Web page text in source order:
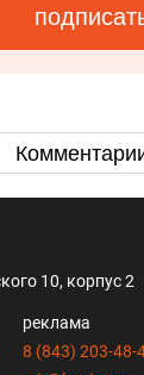
10, корпус 2
реклама
8 (843) 203-48-